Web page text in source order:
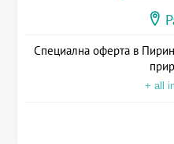
Специална оферта в
+ all